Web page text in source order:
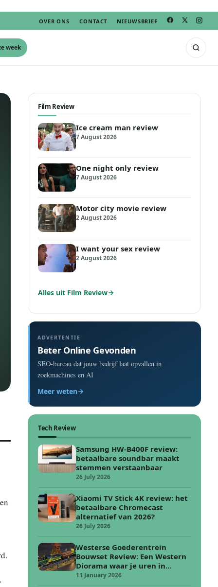
OVER ONS CONTACT NIEUWSBRIEF
week
Film Review
Ice cream man review
7 August 2026
One night only review
7 August 2026
Motor city movie review
2 August 2026
I want your sex review
2 August 2026
Alles uit Film Review
ADVERTENTIE
Beter Online Gevonden
SEO-bureau dat jouw bedrijf laat opvallen in
zoekmachines en AI
Meer weten
Tech Review
Samsung HW-B400F review:
betaalbare soundbar maakt
stemmen verstaanbaar
26 July 2026
Xiaomi TV Stick 4K review: het
betaalbare Chromecast
alternatief van 2026?
26 July 2026
Westerse Goederentrein
Bouwset Review: Een Western
Diorama waar je uren in
verdwijnt
11 January 2026